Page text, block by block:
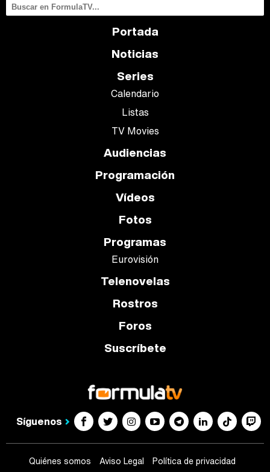
Portada
Noticias
Series
Calendario
Listas
TV Movies
Audiencias
Programación
Vídeos
Fotos
Programas
Eurovisión
Telenovelas
Rostros
Foros
Suscríbete
Síguenos
Quiénes somos Aviso Legal
Política de privacidad